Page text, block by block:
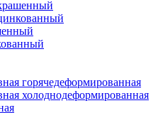
горячедеформированная
холоднодеформированная